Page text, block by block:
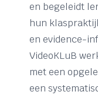
en begeleidt
hun
en evidence-
VideoKLuB
met een
een